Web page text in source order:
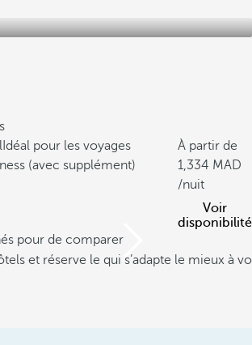
Idéal pour les voyages
(avec supplément)
À partir de
1,334
/nuit
Voir
disponibilité
pour de comparer
et réserve le qui s’adapte le mieux à